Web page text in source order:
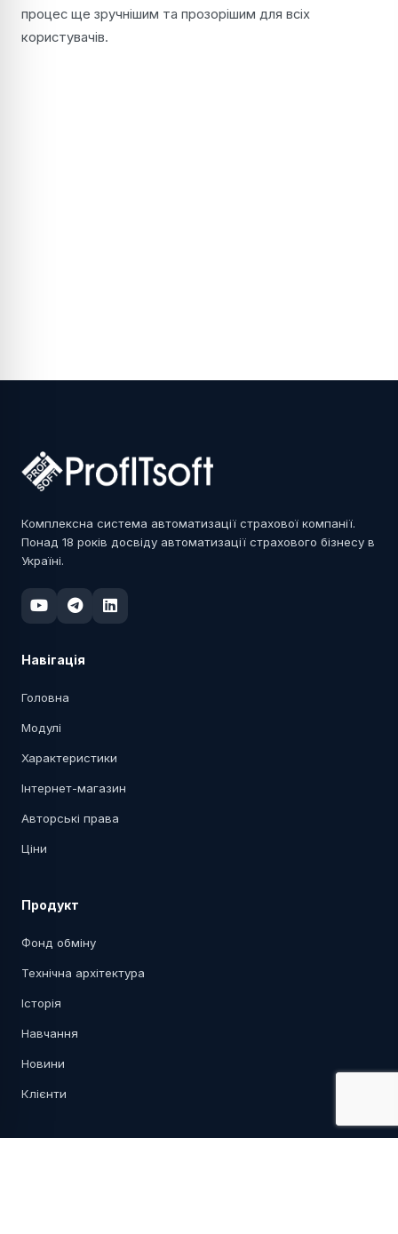
процес ще зручнішим та прозорішим для всіх
користувачів.
Комплексна система автоматизації страхової компанії.
Понад 18 років досвіду автоматизації страхового бізнесу в
Україні.
Навігація
Головна
Модулі
Характеристики
Інтернет-магазин
Авторські права
Ціни
Продукт
Фонд обміну
Технічна архітектура
Історія
Навчання
Новини
Клієнти